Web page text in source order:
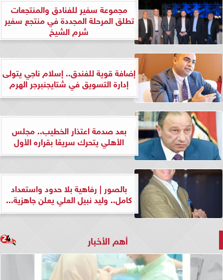
مجموعة سفير للفنادق والمنتجعات
تطلق المرحلة المجددة في منتجع سفير
شرم الشيخ
إضافة قوية للفندق.. إسلام ناجي يتولى
إدارة التسويق في شتايجنبرجر الهرم
بعد صدمة اعتذار الخطيب.. مجلس
الأهلي يتحرك سريعًا بقراره الأول
بالصور | رفاهية بلا حدود واستعداد
كامل.. وليد نبيل العلي يعلن جاهزية...
أهم الأخبار